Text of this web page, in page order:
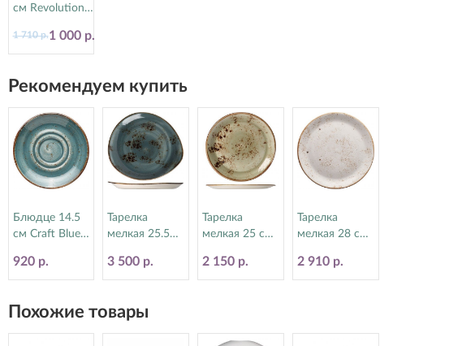
см Revolution
Steelite
(Стилайт)
1 000 р.
1 710 р.
Рекомендуем купить
Блюдце 14.5
см Craft Blue
(Стилайт)
11300158
920 р.
Тарелка
мелкая 25.5
Steelite
(Стилайт)
3 500 р.
Тарелка
мелкая 25 см
Steelite
(Стилайт)
2 150 р.
Тарелка
мелкая 28 см
Steelite
(Стилайт)
2 910 р.
Похожие товары